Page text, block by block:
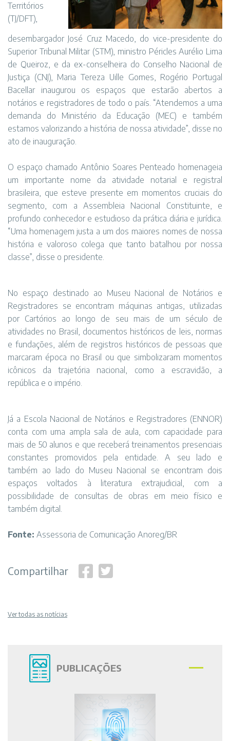
Territórios
(TJ/DFT),
desembargador José Cruz Macedo, do vice-presidente do
Superior Tribunal Militar (STM), ministro Péricles Aurélio Lima
de Queiroz, e da ex-conselheira do Conselho Nacional de
Justiça (CNJ), Maria Tereza Uille Gomes, Rogério Portugal
Bacellar inaugurou os espaços que estarão abertos a
notários e registradores de todo o país. “Atendemos a uma
demanda do Ministério da Educação (MEC) e também
estamos valorizando a história de nossa atividade”, disse no
ato de inauguração.
O espaço chamado Antônio Soares Penteado homenageia
um importante nome da atividade notarial e registral
brasileira, que esteve presente em momentos cruciais do
segmento, com a Assembleia Nacional Constituinte, e
profundo conhecedor e estudioso da prática diária e jurídica.
“Uma homenagem justa a um dos maiores nomes de nossa
história e valoroso colega que tanto batalhou por nossa
classe”, disse o presidente.
No espaço destinado ao Museu Nacional de Notários e
Registradores se encontram máquinas antigas, utilizadas
por Cartórios ao longo de seu mais de um século de
atividades no Brasil, documentos históricos de leis, normas
e fundações, além de registros históricos de pessoas que
marcaram época no Brasil ou que simbolizaram momentos
icônicos da trajetória nacional, como a escravidão, a
república e o império.
Já a Escola Nacional de Notários e Registradores (ENNOR)
conta com uma ampla sala de aula, com capacidade para
mais de 50 alunos e que receberá treinamentos presenciais
constantes promovidos pela entidade. A seu lado e
também ao lado do Museu Nacional se encontram dois
espaços voltados à literatura extrajudicial, com a
possibilidade de consultas de obras em meio físico e
também digital.
Fonte: Assessoria de Comunicação Anoreg/BR
Compartilhar
Ver todas as notícias
PUBLICAÇÕES